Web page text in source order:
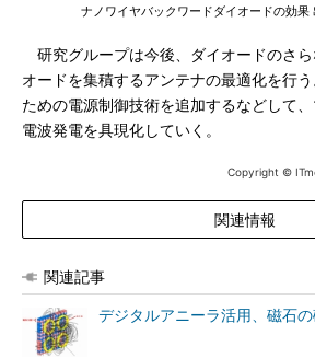
ナノワイヤバックワードダイオードの効果
研究グループは今後、ダイオードのさ
オードを集積するアンテナの最適化を行
ための電源制御技術を追加するなどして
電波発電を具現化していく。
Copyright ©
関連情報
関連記事
デジタルアニーラ活用、磁石